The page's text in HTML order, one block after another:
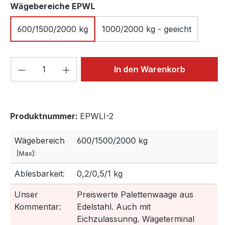
Wägebereiche EPWLauswählen
600/1500/2000 kg 1000/2000 kg - geeicht
Produkt Anzahl: Gib denIn den Warenkorb
Produktnummer: EPWLI-2
Wägebereich
[Max]:
600/1500/2000 kg
Ablesbarkeit: 0,2/0,5/1 kg
Unser
Kommentar:
Preiswerte Palettenwaage aus
Edelstahl. Auch mit
Eichzulassunng. Wägeterminal